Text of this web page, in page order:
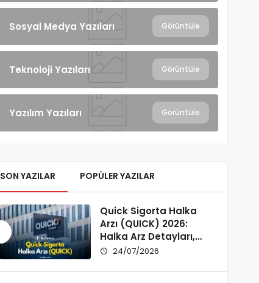
Sosyal Medya Yazıları Görüntüle
Teknoloji Yazıları Görüntüle
Yazılım Yazıları Görüntüle
SON YAZILAR POPÜLER YAZILAR
Quick Sigorta Halka
Arzı (QUICK) 2026:
Halka Arz Detayları,
Şirket Profili ve
24/07/2026